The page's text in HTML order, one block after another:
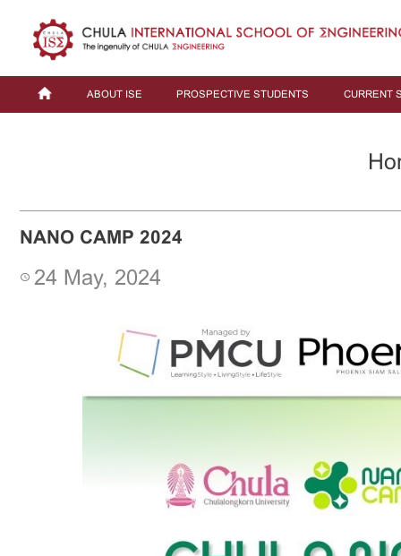
ABOUT ISE PROSPECTIVE STUDENTS CURRENT
NANO CAMP 2024
24 May, 2024